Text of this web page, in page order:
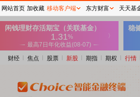
财经 焦点 股票 新股 期指 期权 行情
网站首页 加收藏 移动客户端 东方财富 天天基